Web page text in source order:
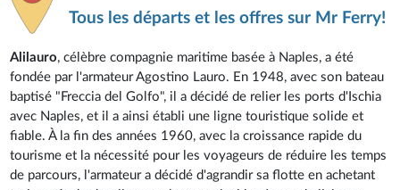
Tous les départs et les offres sur Mr Ferry!
Alilauro, célèbre compagnie maritime basée à Naples, a été
fondée par l'armateur Agostino Lauro. En 1948, avec son bateau
baptisé "Freccia del Golfo", il a décidé de relier les ports d'Ischia
avec Naples, et il a ainsi établi une ligne touristique solide et
fiable. À la fin des années 1960, avec la croissance rapide du
tourisme et la nécessité pour les voyageurs de réduire les temps
de parcours, l'armateur a décidé d'agrandir sa flotte en achetant